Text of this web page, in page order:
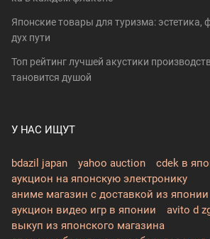
Японские товары для туризма: эстетика,
дух пути
Топ рейтинг лучшей акустики
тановится душой
У НАС ИЩУТ
bdazil japan yahoo auction
cdek в
аукцион на японскую электронику
аниме магазин с доставкой из
аукцион видео игр в японии
avito d
выкуп из японского магазина